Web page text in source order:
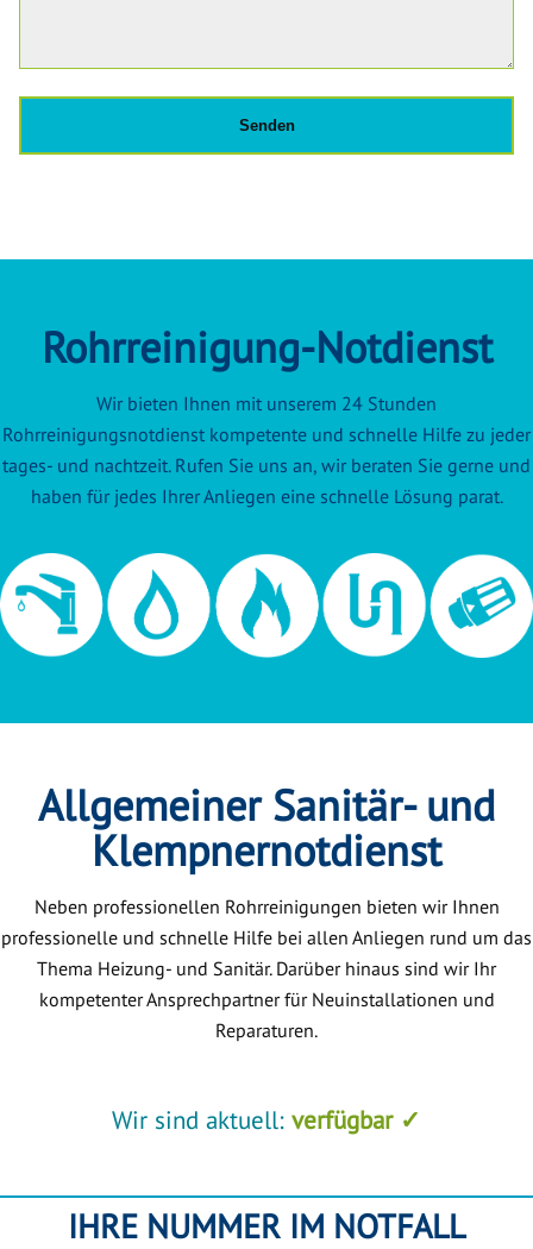
Rohrreinigung-Notdienst
Wir bieten Ihnen mit unserem 24 Stunden
Rohrreinigungsnotdienst kompetente und schnelle Hilfe zu jeder
tages- und nachtzeit. Rufen Sie uns an, wir beraten Sie gerne und
haben für jedes Ihrer Anliegen eine schnelle Lösung parat.
Allgemeiner Sanitär- und
Klempnernotdienst
Neben professionellen Rohrreinigungen bieten wir Ihnen
professionelle und schnelle Hilfe bei allen Anliegen rund um das
Thema Heizung- und Sanitär. Darüber hinaus sind wir Ihr
kompetenter Ansprechpartner für Neuinstallationen und
Reparaturen.
Wir sind aktuell: verfügbar ✓
IHRE NUMMER IM NOTFALL